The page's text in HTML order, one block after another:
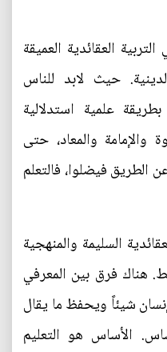
العقائدية العميقة
حيث لابد للناس
علمية استدلالية
والإمامة والمعاد، حتى
الطريق فيضلوا، فالتعلم
السليمة والمنهجية
هناك فرق بين المعرفي
شيئاً ويحفظ ما يقال
الأساس هو التعليم